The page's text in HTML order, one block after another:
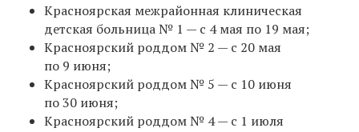
Красноярская межрайонная клиническая
детская больница № 1 — с 4 мая по 19 мая;
Красноярский роддом № 2 — с 20 мая
по 9 июня;
Красноярский роддом № 5 — с 10 июня
по 30 июня;
Красноярский роддом № 4 — с 1 июля